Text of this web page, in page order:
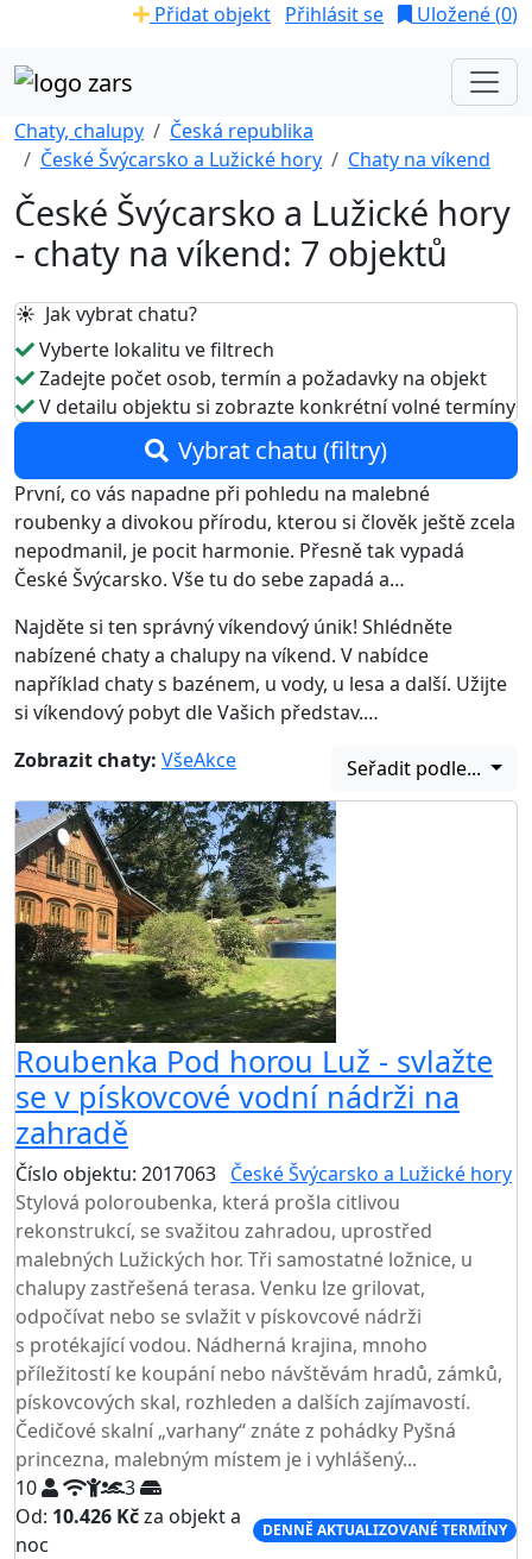
Přidat objekt Přihlásit se Uložené (0)
Chaty, chalupy
Česká republika
České Švýcarsko a Lužické hory
Chaty na víkend
České Švýcarsko a Lužické hory
- chaty na víkend: 7 objektů
☀️ Jak vybrat chatu?
Vyberte lokalitu ve filtrech
Zadejte počet osob, termín a požadavky na objekt
V detailu objektu si zobrazte konkrétní volné termíny
Vybrat chatu (filtry)
První, co vás napadne při pohledu na malebné
roubenky a divokou přírodu, kterou si člověk ještě zcela
nepodmanil, je pocit harmonie. Přesně tak vypadá
České Švýcarsko. Vše tu do sebe zapadá a…
Najděte si ten správný víkendový únik! Shlédněte
nabízené chaty a chalupy na víkend. V nabídce
například chaty s bazénem, u vody, u lesa a další. Užijte
si víkendový pobyt dle Vašich představ.…
Zobrazit chaty: VšeAkce Seřadit podle...
Roubenka Pod horou Luž - svlažte
se v pískovcové vodní nádrži na
zahradě
Číslo objektu: 2017063 České Švýcarsko a Lužické hory
Stylová poloroubenka, která prošla citlivou
rekonstrukcí, se svažitou zahradou, uprostřed
malebných Lužických hor. Tři samostatné ložnice, u
chalupy zastřešená terasa. Venku lze grilovat,
odpočívat nebo se svlažit v pískovcové nádrži
s protékající vodou. Nádherná krajina, mnoho
příležitostí ke koupání nebo návštěvám hradů, zámků,
pískovcových skal, rozhleden a dalších zajímavostí.
Čedičové skalní „varhany“ znáte z pohádky Pyšná
princezna, malebným místem je i vyhlášený...
10
3
Od: 10.426 Kčza objekt a
noc
DENNĚ AKTUALIZOVANÉ TERMÍNY